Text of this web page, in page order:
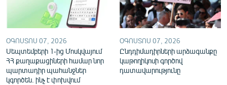
ՕԳՈՍՏՈՍ 07, 2026
Սեպտեմբերի 1-ից Մոսկվայում
ՀՀ քաղաքացիների համար նոր
պարտադիր պահանջներ
կգործեն. ինչ է փոխվում
ՕԳՈՍՏՈՍ 07, 2026
Ընդդիմադիրների արձագանքը
կաթողիկոսի գործով
դատավարությունը